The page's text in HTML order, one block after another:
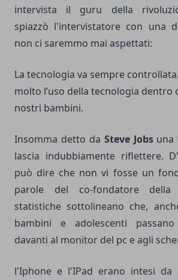
intervista il guru della
spiazzò l'intervistatore con una
non ci saremmo mai aspettati:
La tecnologia va sempre
molto l’uso della tecnologia dentro
nostri bambini.
Insomma detto da Steve Jobsuna
lascia indubbiamente riflettere.
può dire che non vi fosse un
parole del co-fondatore della
statistiche sottolineano che,
bambini e adolescenti
davanti al monitor del pc e agli
l'Iphone e l'IPad erano intesi da